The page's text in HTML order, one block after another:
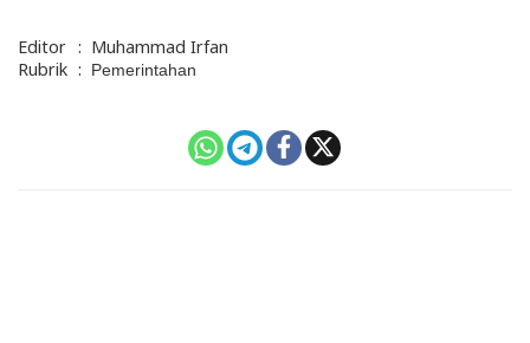
Editor : Muhammad Irfan
Rubrik : Pemerintahan